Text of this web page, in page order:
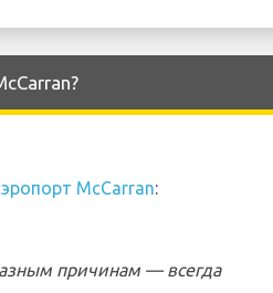
McCarran:
причинам — всегда